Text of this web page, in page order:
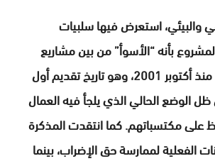
والبيئي، استعرض فيها سلبيات
بأنه “الأسوأ” من بين مشاريع
القوانين التنظيمية المتعلقة بحق الإضراب التي طرحتها الحكومات المتعاقبة منذ أكتوبر 2001، وهو تاريخ تقديم أول
الوضع الحالي الذي يلجأ فيه العمال
على مكتسباتهم. كما انتقدت المذكرة
الفعلية لممارسة حق الإضراب، بينما